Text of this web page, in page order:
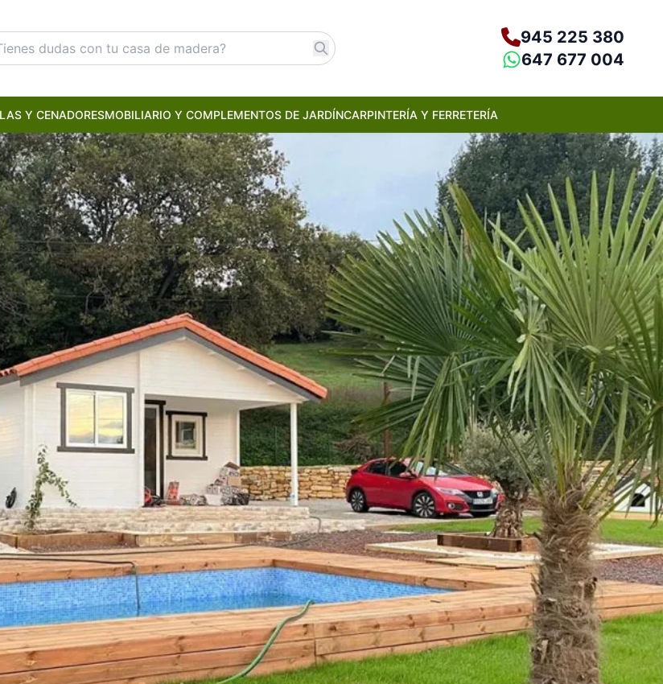
945 225 380
647 677 004
Y CENADORESMOBILIARIO Y COMPLEMENTOS DE JARDÍNCARPINTERÍA Y FERRETERÍA